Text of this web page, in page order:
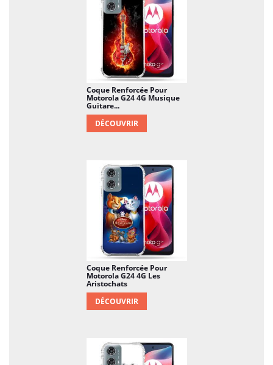
Coque Renforcée Pour
Motorola G24 4G Musique
Guitare...
DÉCOUVRIR
Coque Renforcée Pour
Motorola G24 4G Les
Aristochats
DÉCOUVRIR